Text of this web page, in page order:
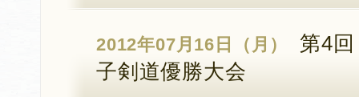
2012年07月16日（月）
第4
子剣道優勝大会